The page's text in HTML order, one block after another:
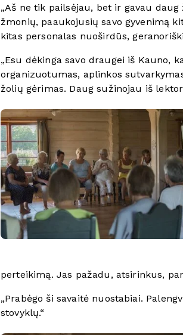
„Aš ne tik pailsėjau, bet ir gavau
žmonių, paaukojusių savo gyvenimą
kitas personalas nuoširdūs,
„Esu dėkinga savo draugei iš Kauno,
organizuotumas, aplinkos
žolių gėrimas. Daug sužinojau iš
perteikimą. Jas pažadu, atsirinkus,
„Prabėgo ši savaitė nuostabiai.
stovyklų.“